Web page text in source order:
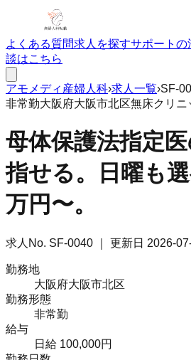
よくある質問求人を探すサポートの
談はこちら
アモメディ 産婦人科›求人一覧›SF-
非常勤大阪府大阪市北区無床クリニ
母体保護法指定
指せる。日曜も
万円〜。
求人No. SF-0040 ｜ 更新日 2026-
勤務地
大阪府大阪市北区
勤務形態
非常勤
給与
日給 100,000円